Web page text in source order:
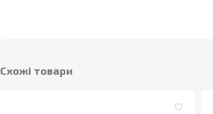
Cхожі товари